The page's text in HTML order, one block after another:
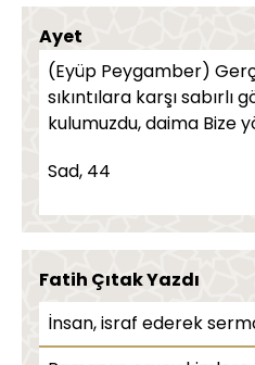
Oruca niyet nasıl edilir?
Oruç kimlere farz
İlaç kullananlara oruç
Ezan bitene kadar
Yolculuk yapan kişi
Kusmak orucu bozar
İnsülin iğnesi orucu
Ayet
(Eyüp Peygamber)
sıkıntılara karşı sabırlı
kulumuzdu, daima Bize
Sad, 44
Fatih Çıtak Yazdı
İnsan, israf ederek